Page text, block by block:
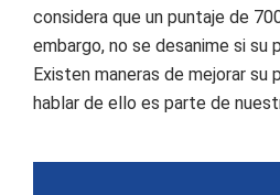
considera que un puntaje de
embargo, no se desanime si su
Existen maneras de mejorar su
hablar de ello es parte de